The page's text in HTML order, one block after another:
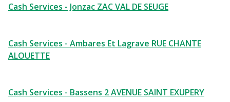
Cash Services - Jonzac ZAC VAL DE SEUGE
Cash Services - Ambares Et Lagrave RUE CHANTE
ALOUETTE
Cash Services - Bassens 2 AVENUE SAINT EXUPERY